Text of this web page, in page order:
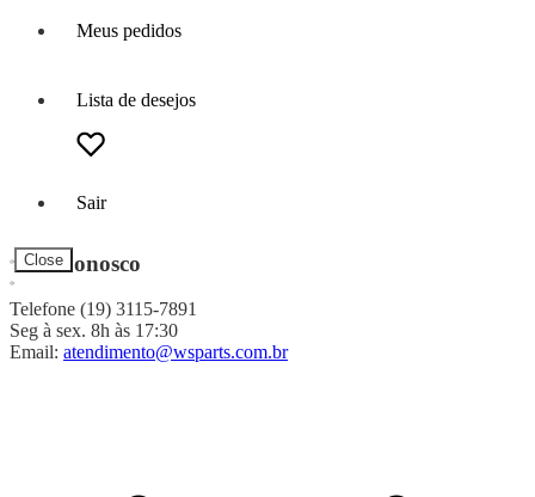
Meus pedidos
Lista de desejos
Sair
Close
Fale Conosco
Telefone (19) 3115-7891
Seg à sex. 8h às 17:30
Email: atendimento@wsparts.com.br